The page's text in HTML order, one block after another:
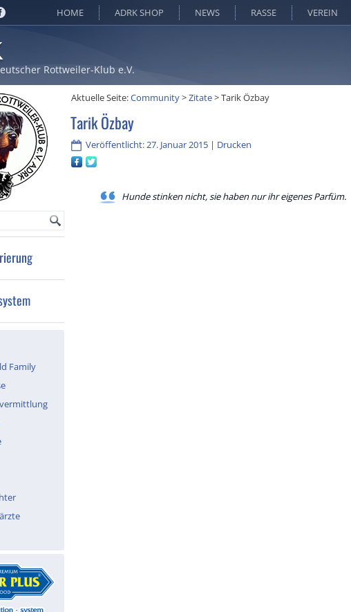
HOME ADRK SHOP NEWS RASSE VEREIN
Rottweiler-Klub e.V.
Family
Aktuelle Seite:Community>Zitate>Tarik Özbay
Tarik Özbay
Veröffentlicht: 27. Januar 2015 | Drucken
Hunde stinken nicht, sie haben nur ihr eigenes Parfüm.